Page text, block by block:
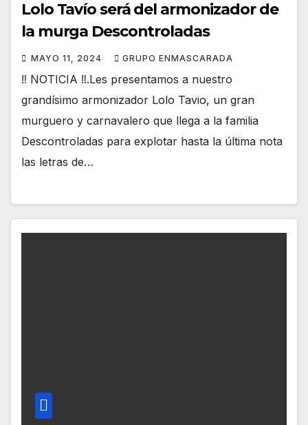
Lolo Tavío será del armonizador de
la murga Descontroladas
MAYO 11, 2024 GRUPO ENMASCARADA
‼️ NOTICIA ‼️.Les presentamos a nuestro
grandísimo armonizador Lolo Tavio, un gran
murguero y carnavalero que llega a la familia
Descontroladas para explotar hasta la última nota
las letras de…